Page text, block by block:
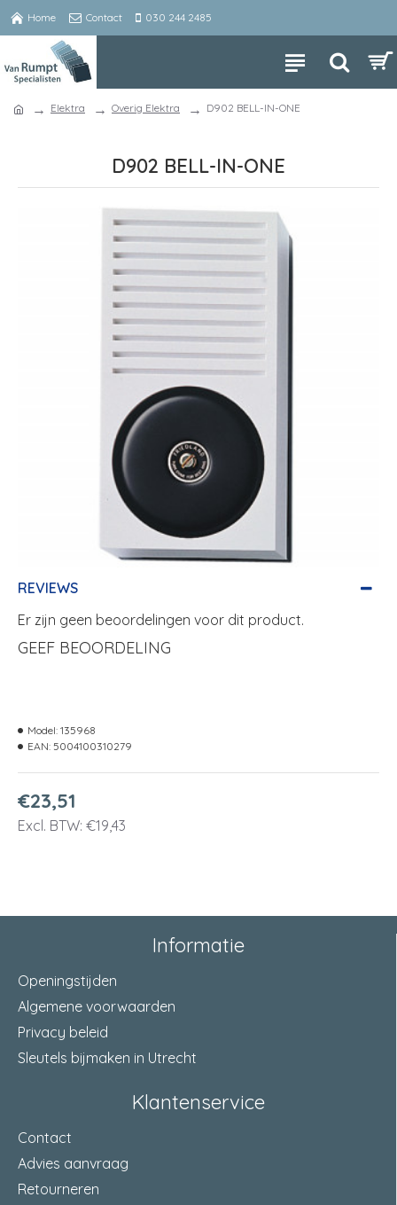
Home Contact 030 244 2485
Elektra Overig Elektra D902 BELL-IN-ONE
D902 BELL-IN-ONE
REVIEWS
Er zijn geen beoordelingen voor dit product.
GEEF BEOORDELING
€23,51
Excl. BTW: €19,43
Model: 135968
EAN: 5004100310279
Informatie
Openingstijden
Algemene voorwaarden
Privacy beleid
Sleutels bijmaken in Utrecht
Klantenservice
Contact
Advies aanvraag
Retourneren